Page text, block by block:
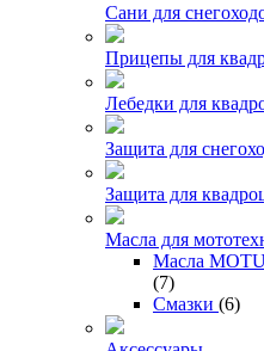
Сани для
Прицепы для
Лебедки для
Защита для
Защита для
Масла для
Масла
(7)
Смазки (6)